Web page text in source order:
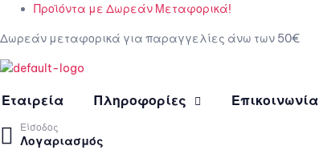
Προϊόντα με Δωρεάν Μεταφορικά!
Δωρεάν μεταφορικά για παραγγελίες άνω των 50€
Εταιρεία Πληροφορίες Επικοινωνία
Είσοδος
Λογαριασμός